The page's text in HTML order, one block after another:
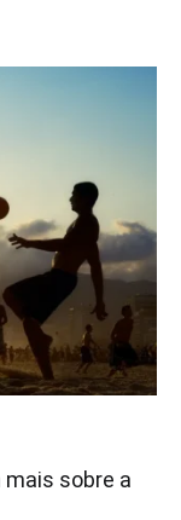
mais sobre a